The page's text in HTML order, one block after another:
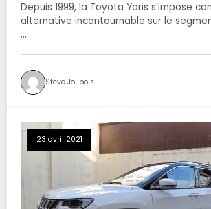
Depuis 1999, la Toyota Yaris s’impose
alternative incontournable sur le
…
Steve Jolibois
23 avril 2021